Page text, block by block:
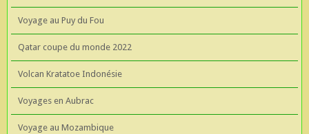
Voyage au Puy du Fou
Qatar coupe du monde 2022
Volcan Kratatoe Indonésie
Voyages en Aubrac
Voyage au Mozambique